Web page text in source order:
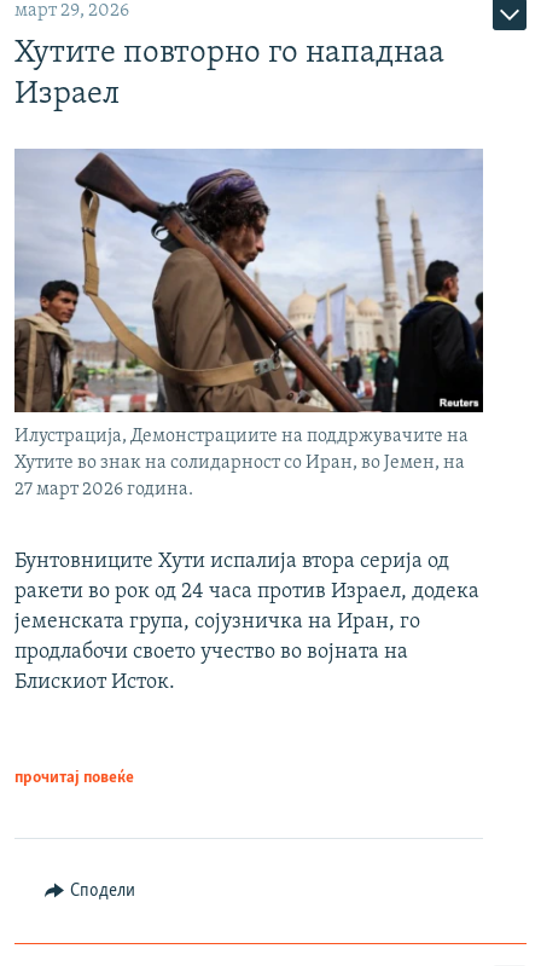
март 29, 2026
Хутите повторно го нападнаа
Израел
Илустрација, Демонстрациите на поддржувачите на
Хутите во знак на солидарност со Иран, во Јемен, на
27 март 2026 година.
Бунтовниците Хути испалија втора серија од
ракети во рок од 24 часа против Израел, додека
јеменската група, сојузничка на Иран, го
продлабочи своето учество во војната на
Блискиот Исток.
прочитај повеќе
Сподели